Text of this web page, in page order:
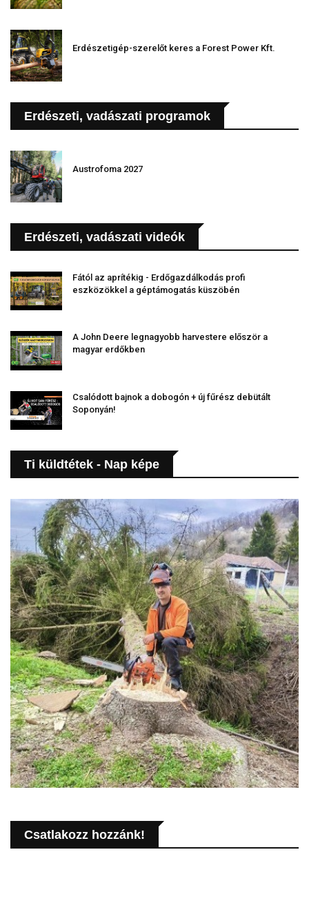
Erdészetigép-szerelőt keres a Forest Power Kft.
Erdészeti, vadászati programok
Austrofoma 2027
Erdészeti, vadászati videók
Fától az aprítékig - Erdőgazdálkodás profi
eszközökkel a géptámogatás küszöbén
A John Deere legnagyobb harvestere először a
magyar erdőkben
Csalódott bajnok a dobogón + új fűrész debütált
Soponyán!
Ti küldtétek - Nap képe
Csatlakozz hozzánk!